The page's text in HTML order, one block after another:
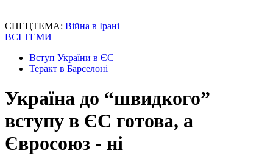
СПЕЦТЕМА: Війна в Ірані
ВСІ ТЕМИ
Вступ України в ЄС
Теракт в Барселоні
Україна до “швидкого”
вступу в ЄС готова, а
Євросоюз - ні